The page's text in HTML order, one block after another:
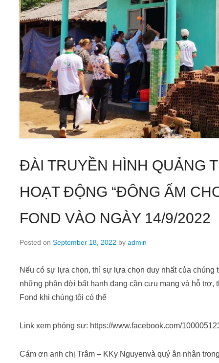
ĐÀI TRUYỀN HÌNH QUẢNG
HOẠT ĐỘNG “ĐÔNG ẤM
FOND VÀO NGÀY 14/9/2022
Posted on September 18, 2022 by admin
Nếu có sự lựa chọn, thì sự lựa chọn duy nhất của chúng
những phận đời bất hạnh đang cần cưu mang và hỗ trợ,
Fond khi chúng tôi có thể
Link xem phóng sự: https://www.facebook.com/
Cám ơn anh chị Trâm – KKy Nguyenvà quý ân nhân